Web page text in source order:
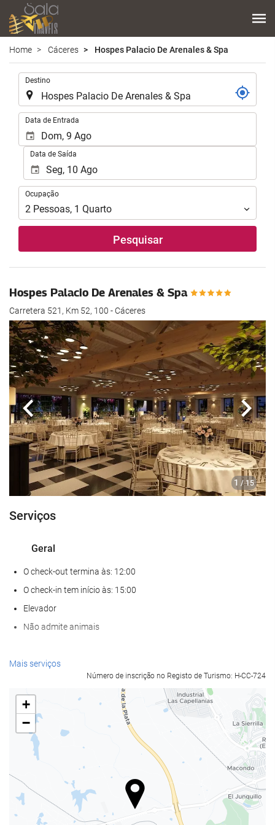
Home Cáceres Hospes Palacio De Arenales & Spa
Destino
Data de Entrada
Data de Saída
Ocupação
Ocupação
2 Pessoas, 1 Quarto
Pesquisar
Hospes Palacio De Arenales & Spa
Carretera 521, Km 52, 100 - Cáceres
1 / 15
Anterior
Serviços
Geral
O check-out termina às: 12:00
O check-in tem início às: 15:00
Elevador
Não admite animais
Alimentação e bebidas
Bar
Café/cafetaria no local
Bem-estar
Banho turco
Sauna
Mais serviços
Número de inscrição no Registo de Turismo: H-CC-724
+
−